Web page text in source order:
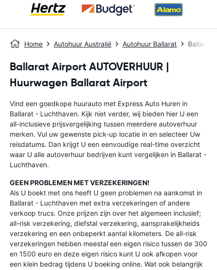
Home Autohuur Australië Autohuur Ballarat Ballarat
Ballarat Airport AUTOVERHUUR |
Huurwagen Ballarat Airport
Vind een goedkope huurauto met Express Auto Huren in
Ballarat - Luchthaven. Kijk niet verder, wij bieden hier U een
all-inclusieve prijsvergelijking tussen meerdere autoverhuur
merken. Vul uw gewenste pick-up locatie in en selecteer Uw
reisdatums. Dan krijgt U een eenvoudige real-time overzicht
waar U alle autoverhuur bedrijven kunt vergelijken in Ballarat -
Luchthaven.
GEEN PROBLEMEN MET VERZEKERINGEN!
Als U boekt met ons heeft U geen problemen na aankomst in
Ballarat - Luchthaven met extra verzekeringen of andere
verkoop trucs. Onze prijzen zijn over het algemeen inclusief;
all-risk verzekering, diefstal verzekering, aansprakelijkheids
verzekering en een onbeperkt aantal kilometers. De all-risk
verzekeringen hebben meestal een eigen risico tussen de 300
en 1500 euro en deze eigen risico kunt U ook afkopen voor
een klein bedrag tijdens U boeking online. Wat ook belangrijk